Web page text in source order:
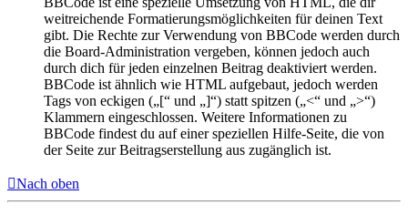
weitreichende Formatierungsmöglichkeiten für deinen Text
gibt. Die Rechte zur Verwendung von BBCode werden durch
die Board-Administration vergeben, können jedoch auch
durch dich für jeden einzelnen Beitrag deaktiviert werden.
BBCode ist ähnlich wie HTML aufgebaut, jedoch werden
Tags von eckigen („[“ und „]“) statt spitzen („<“ und „>“)
Klammern eingeschlossen. Weitere Informationen zu
BBCode findest du auf einer speziellen Hilfe-Seite, die von
der Seite zur Beitragserstellung aus zugänglich ist.
Nach oben